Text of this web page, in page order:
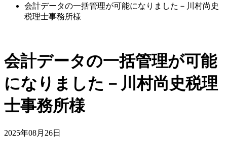
会計データの一括管理が可能になりました－川村尚史
税理士事務所様
会計データの一括管理が可能
になりました－川村尚史税理
士事務所様
2025年08月26日